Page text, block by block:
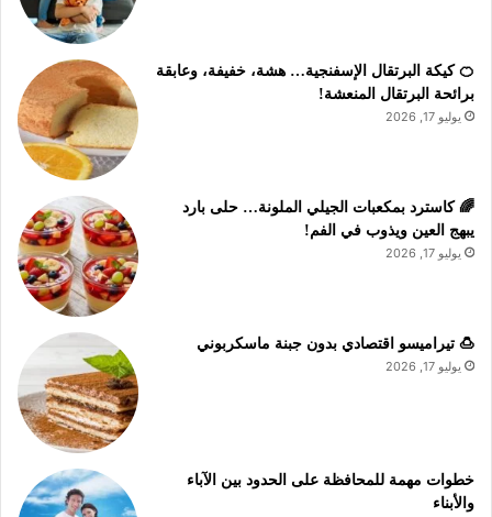
🍊 كيكة البرتقال الإسفنجية… هشة، خفيفة، وعابقة
برائحة البرتقال المنعشة!
يوليو 17, 2026
🌈 كاسترد بمكعبات الجيلي الملونة… حلى بارد
يبهج العين ويذوب في الفم!
يوليو 17, 2026
🍮 تيراميسو اقتصادي بدون جبنة ماسكربوني
يوليو 17, 2026
خطوات مهمة للمحافظة على الحدود بين الآباء
والأبناء